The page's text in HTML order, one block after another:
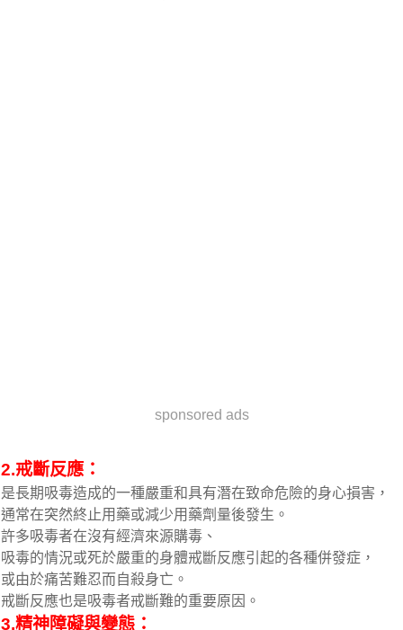
sponsored ads
2.戒斷反應：
是長期吸毒造成的一種嚴重和具有潛在致命危險的身心損害，
通常在突然終止用藥或減少用藥劑量後發生。
許多吸毒者在沒有經濟來源購毒、
吸毒的情況或死於嚴重的身體戒斷反應引起的各種併發症，
或由於痛苦難忍而自殺身亡。
戒斷反應也是吸毒者戒斷難的重要原因。
3.精神障礙與變態：